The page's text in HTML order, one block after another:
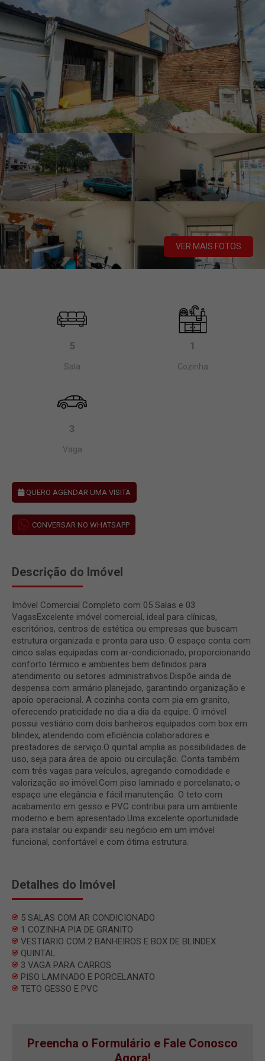
VER MAIS FOTOS
5
Sala
1
Cozinha
3
Vaga
QUERO AGENDAR UMA VISITA
CONVERSAR NO WHATSAPP
Descrição do Imóvel
Imóvel Comercial Completo com 05 Salas e 03
VagasExcelente imóvel comercial, ideal para clínicas,
escritórios, centros de estética ou empresas que buscam
estrutura organizada e pronta para uso. O espaço conta com
cinco salas equipadas com ar-condicionado, proporcionando
conforto térmico e ambientes bem definidos para
atendimento ou setores administrativos.Dispõe ainda de
despensa com armário planejado, garantindo organização e
apoio operacional. A cozinha conta com pia em granito,
oferecendo praticidade no dia a dia da equipe. O imóvel
possui vestiário com dois banheiros equipados com box em
blindex, atendendo com eficiência colaboradores e
prestadores de serviço.O quintal amplia as possibilidades de
uso, seja para área de apoio ou circulação. Conta também
com três vagas para veículos, agregando comodidade e
valorização ao imóvel.Com piso laminado e porcelanato, o
espaço une elegância e fácil manutenção. O teto com
acabamento em gesso e PVC contribui para um ambiente
moderno e bem apresentado.Uma excelente oportunidade
para instalar ou expandir seu negócio em um imóvel
funcional, confortável e com ótima estrutura.
Detalhes do Imóvel
5 SALAS COM AR CONDICIONADO
1 COZINHA PIA DE GRANITO
VESTIARIO COM 2 BANHEIROS E BOX DE BLINDEX
QUINTAL
3 VAGA PARA CARROS
PISO LAMINADO E PORCELANATO
TETO GESSO E PVC
Preencha o Formulário e Fale Conosco
Agora!